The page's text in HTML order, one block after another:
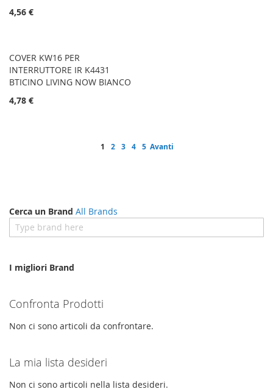
4,56 €
COVER KW16 PER
INTERRUTTORE IR K4431
BTICINO LIVING NOW BIANCO
4,78 €
Pagina
Attualmente stai leggendo la pagina
1 Pagina
2 Pagina
3 Pagina
4 Pagina
5 Pagina
Avanti
Cerca un Brand All Brands
I migliori Brand
Confronta Prodotti
Non ci sono articoli da confrontare.
La mia lista desideri
Non ci sono articoli nella lista desideri.